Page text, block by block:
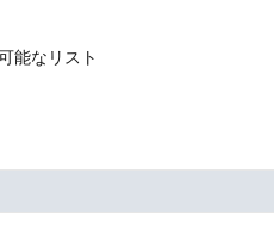
能なリスト